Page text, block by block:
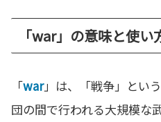
「war」の意味と使い
「war」は、「戦争」とい
団の間で行われる大規模な